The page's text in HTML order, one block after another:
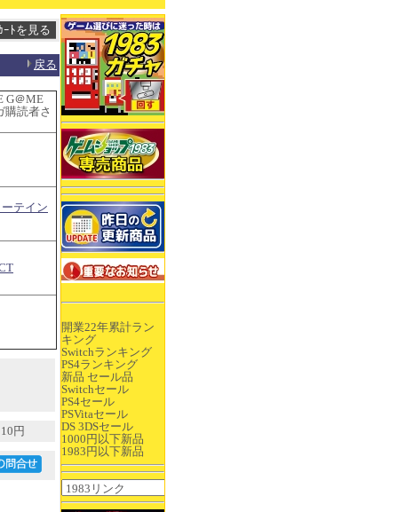
開業22年累計ラン
キング
Switchランキング
PS4ランキング
新品 セール品
Switchセール
PS4セール
PSVitaセール
DS 3DSセール
1000円以下新品
1983円以下新品
戻る
G＠ME
購読者さ
テイン
円